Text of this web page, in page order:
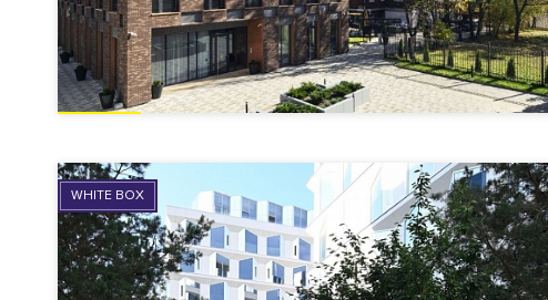
WHITE BOX